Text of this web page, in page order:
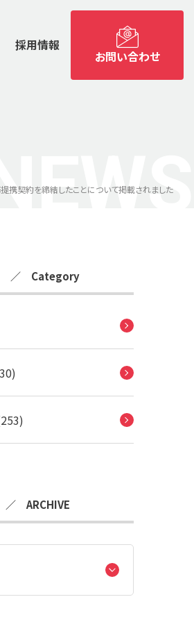
採用情報
お問い合わせ
携契約を締結したことについて掲載されました
／ Category
／ ARCHIVE